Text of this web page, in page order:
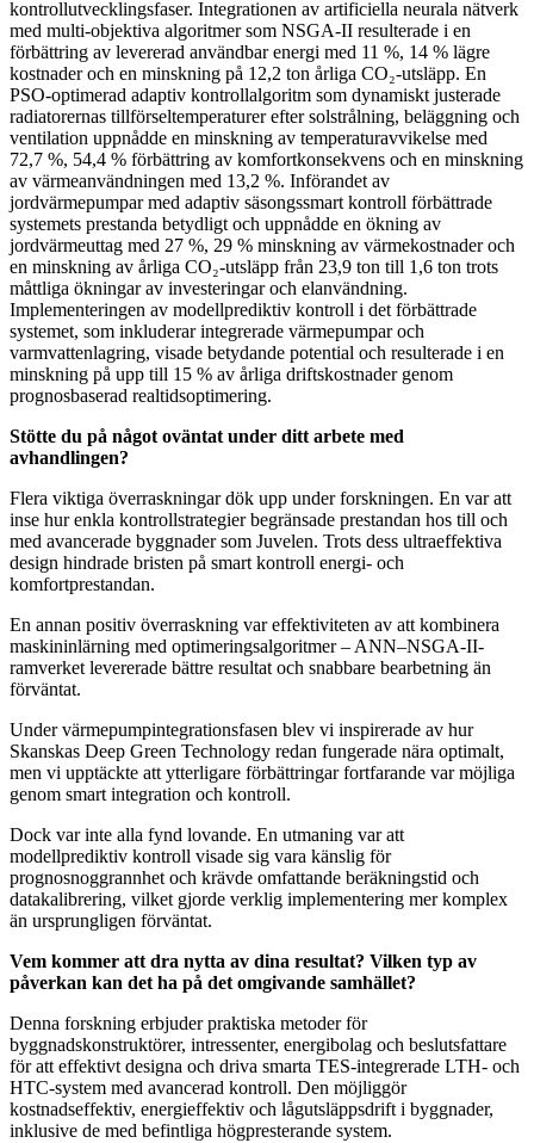
kontrollutvecklingsfaser. Integrationen av artificiella neurala nätverk
med multi-objektiva algoritmer som NSGA-II resulterade i en
förbättring av levererad användbar energi med 11 %, 14 % lägre
kostnader och en minskning på 12,2 ton årliga CO₂-utsläpp. En
PSO-optimerad adaptiv kontrollalgoritm som dynamiskt justerade
radiatorernas tillförseltemperaturer efter solstrålning, beläggning och
ventilation uppnådde en minskning av temperaturavvikelse med
72,7 %, 54,4 % förbättring av komfortkonsekvens och en minskning
av värmeanvändningen med 13,2 %. Införandet av
jordvärmepumpar med adaptiv säsongssmart kontroll förbättrade
systemets prestanda betydligt och uppnådde en ökning av
jordvärmeuttag med 27 %, 29 % minskning av värmekostnader och
en minskning av årliga CO₂-utsläpp från 23,9 ton till 1,6 ton trots
måttliga ökningar av investeringar och elanvändning.
Implementeringen av modellprediktiv kontroll i det förbättrade
systemet, som inkluderar integrerade värmepumpar och
varmvattenlagring, visade betydande potential och resulterade i en
minskning på upp till 15 % av årliga driftskostnader genom
prognosbaserad realtidsoptimering.
Stötte du på något oväntat under ditt arbete med
avhandlingen?
Flera viktiga överraskningar dök upp under forskningen. En var att
inse hur enkla kontrollstrategier begränsade prestandan hos till och
med avancerade byggnader som Juvelen. Trots dess ultraeffektiva
design hindrade bristen på smart kontroll energi- och
komfortprestandan.
En annan positiv överraskning var effektiviteten av att kombinera
maskininlärning med optimeringsalgoritmer – ANN–NSGA-II-
ramverket levererade bättre resultat och snabbare bearbetning än
förväntat.
Under värmepumpintegrationsfasen blev vi inspirerade av hur
Skanskas Deep Green Technology redan fungerade nära optimalt,
men vi upptäckte att ytterligare förbättringar fortfarande var möjliga
genom smart integration och kontroll.
Dock var inte alla fynd lovande. En utmaning var att
modellprediktiv kontroll visade sig vara känslig för
prognosnoggrannhet och krävde omfattande beräkningstid och
datakalibrering, vilket gjorde verklig implementering mer komplex
än ursprungligen förväntat.
Vem kommer att dra nytta av dina resultat? Vilken typ av
påverkan kan det ha på det omgivande samhället?
Denna forskning erbjuder praktiska metoder för
byggnadskonstruktörer, intressenter, energibolag och beslutsfattare
för att effektivt designa och driva smarta TES-integrerade LTH- och
HTC-system med avancerad kontroll. Den möjliggör
kostnadseffektiv, energieffektiv och lågutsläppsdrift i byggnader,
inklusive de med befintliga högpresterande system.